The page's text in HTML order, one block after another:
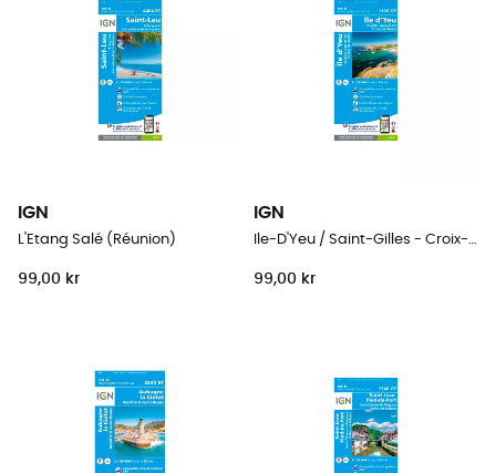
IGN
L'Etang Salé (Réunion)
99,00 kr
IGN
Ile-D'Yeu / Saint-Gilles - Croix-De-Vie
99,00 kr